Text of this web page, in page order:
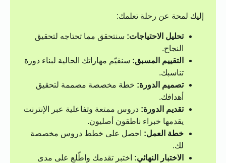
إليك لمحة عن رحلة تعلمك:
تحليل الاحتياجات: سنتحقق مما تحتاجه لتحقيق
النجاح.
التقييم المسبق: سنقيّم مهاراتك الحالية لبناء دورة
تناسبك.
تصميم الدورة: خطة مخصصة مصممة لتحقيق
أهدافك.
تقديم الدورة: دروس ممتعة وتفاعلية عبر الإنترنت
يقدمها خبراء ناطقون أصليون.
خطة العمل: احصل على خطط دروس مخصصة
لك.
الاختبار النهائي: اختبر تقدمك واطّلع على مدى